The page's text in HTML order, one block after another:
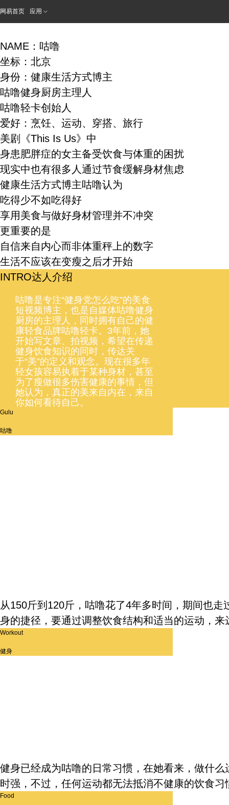
网易首页 应用
NAME：咕噜
坐标：北京
身份：健康生活方式博主
咕噜健身厨房主理人
咕噜轻卡创始人
爱好：烹饪、运动、穿搭、旅行
美剧《This Is Us》中
身患肥胖症的女主备受饮食与体重的困扰
现实中也有很多人通过节食缓解身材焦虑
健康生活方式博主咕噜认为
吃得少不如吃得好
享用美食与做好身材管理并不冲突
更重要的是
自信来自内心而非体重秤上的数字
生活不应该在变瘦之后才开始
INTRO达人介绍
咕噜是专注“健身党怎么吃”的美食
短视频博主，也是自媒体咕噜健身
厨房的主理人，同时拥有自己的健
康轻食品牌咕噜轻卡。3年前，她
开始写文章、拍视频，希望在传递
健身饮食知识的同时，传达关
于“美”的定义和观念。现在很多年
轻女孩容易执着于某种身材，甚至
为了瘦做很多伤害健康的事情，但
她认为，真正的美来自内在，来自
你如何看待自己。
Gulu
咕噜
从150斤到120斤，咕噜花了4年多时间，期间也
身的捷径，要通过调整饮食结构和适当的运动，
Workout
健身
健身已经成为咕噜的日常习惯，在她看来，做什
时强，不过，任何运动都无法抵消不健康的饮食习
Food